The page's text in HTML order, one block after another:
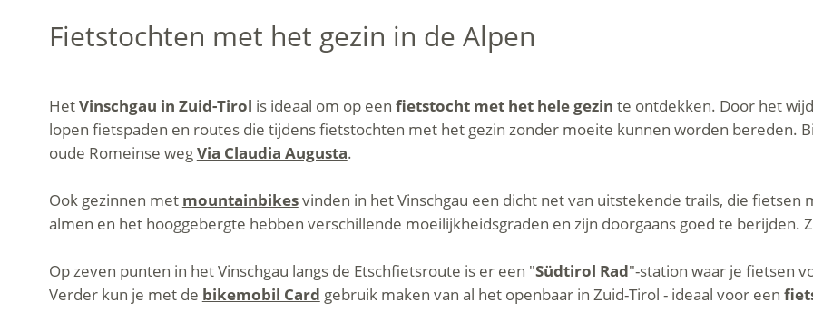
Fietstochten met het gezin in de Alpen
HetVinschgau in Zuid-Tirol is ideaal om op een fietstocht met het hele gezin te ontdekken. Door het
lopen fietspaden en routes die tijdens fietstochten met het gezin zonder moeite kunnen worden bereden.
oude Romeinse wegVia Claudia Augusta.
Ook gezinnen met mountainbikesvinden in het Vinschgau een dicht net van uitstekende trails, die
almen en het hooggebergte hebben verschillende moeilijkheidsgraden en zijn doorgaans goed te berijden.
Op zeven punten in het Vinschgau langs de Etschfietsroute is er een "Südtirol Rad"-station waar je fietsen
Verder kun je met de bikemobil Card gebruik maken van al het openbaar in Zuid-Tirol - ideaal voor een